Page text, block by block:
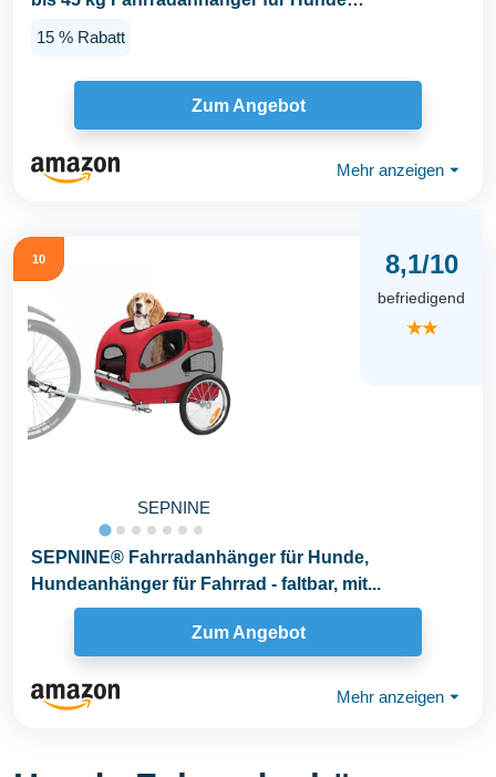
15 % Rabatt
Zum Angebot
Mehr anzeigen ⏷
10
SEPNINE
8,1/10
befriedigend
★★
SEPNINE® Fahrradanhänger für Hunde,
Hundeanhänger für Fahrrad - faltbar, mit...
Zum Angebot
Mehr anzeigen ⏷